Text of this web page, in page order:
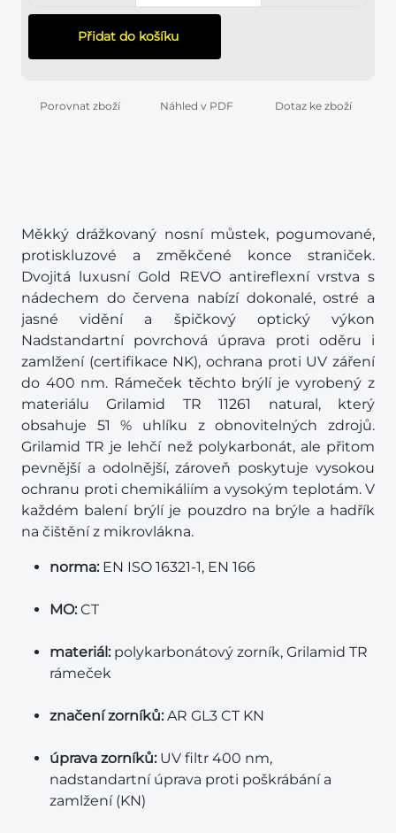
Přidat do košíku
Porovnat zboží Náhled v PDF Dotaz ke zboží
Měkký drážkovaný nosní můstek, pogumované,
protiskluzové a změkčené konce straniček.
Dvojitá luxusní Gold REVO antireflexní vrstva s
nádechem do červena nabízí dokonalé, ostré a
jasné vidění a špičkový optický výkon
Nadstandartní povrchová úprava proti oděru i
zamlžení (certifikace NK), ochrana proti UV záření
do 400 nm. Rámeček těchto brýlí je vyrobený z
materiálu Grilamid TR 11261 natural, který
obsahuje 51 % uhlíku z obnovitelných zdrojů.
Grilamid TR je lehčí než polykarbonát, ale přitom
pevnější a odolnější, zároveň poskytuje vysokou
ochranu proti chemikáliím a vysokým teplotám. V
každém balení brýlí je pouzdro na brýle a hadřík
na čištění z mikrovlákna.
norma: EN ISO 16321-1, EN 166
MO: CT
materiál: polykarbonátový zorník, Grilamid TR
rámeček
značení zorníků: AR GL3 CT KN
úprava zorníků: UV filtr 400 nm,
nadstandartní úprava proti poškrábání a
zamlžení (KN)